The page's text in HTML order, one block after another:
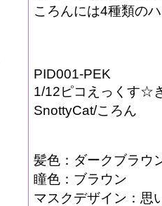
ころんには4種類の
PID001-PEK
1/12ピコえっくす
SnottyCat/ころん
髪色：ダークブラ
瞳色：ブラウン
マスクデザイン：思